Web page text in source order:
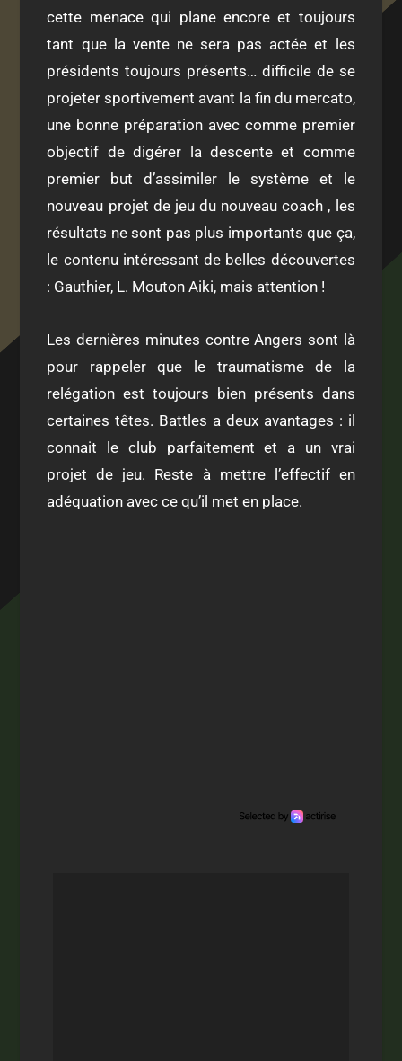
cette menace qui plane encore et toujours
tant que la vente ne sera pas actée et les
présidents toujours présents… difficile de se
projeter sportivement avant la fin du mercato,
une bonne préparation avec comme premier
objectif de digérer la descente et comme
premier but d’assimiler le système et le
nouveau projet de jeu du nouveau coach , les
résultats ne sont pas plus importants que ça,
le contenu intéressant de belles découvertes
: Gauthier, L. Mouton Aiki, mais attention !
Les dernières minutes contre Angers sont là
pour rappeler que le traumatisme de la
relégation est toujours bien présents dans
certaines têtes. Battles a deux avantages : il
connait le club parfaitement et a un vrai
projet de jeu. Reste à mettre l’effectif en
adéquation avec ce qu’il met en place.